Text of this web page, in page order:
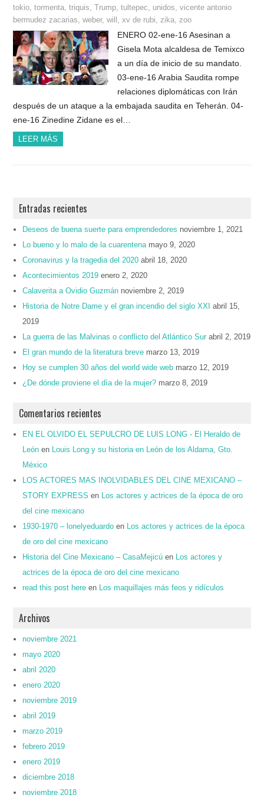
tokio ,tormenta ,triquis ,Trump ,tultepec unidos ,vicente antonio
bermudez zacarias ,weber,will ,xv de rubi zika zoo
ENERO 02-ene-16 Asesinan a
Gisela Mota alcaldesa de Temixco
a un día de inicio de su mandato.
03-ene-16 Arabia Saudita rompe
relaciones diplomáticas con Irán
después de un ataque a la embajada saudita en Teherán. 04-
ene-16 Zinedine Zidane es el…
LEER MÁS
Entradas recientes
Deseos de buena suerte para emprendedores noviembre 1, 2021
Lo bueno y lo malo de la cuarentena mayo 9, 2020
Coronavirus y la tragedia del 2020 abril 18, 2020
Acontecimientos 2019 enero 2, 2020
Calaverita a Ovidio Guzmán noviembre 2, 2019
Historia de Notre Dame y el gran incendio del siglo XXI
abril 15,
2019
La guerra de las Malvinas o conflicto del Atlántico Sur abril 2, 2019
El gran mundo de la literatura breve marzo 13, 2019
Hoy se cumplen 30 años del world wide web marzo 12, 2019
¿De dónde proviene el día de la mujer? marzo 8, 2019
Comentarios recientes
EN EL OLVIDO EL SEPULCRO DE LUIS LONG - El Heraldo de
León en
Louis Long y su historia en León de los Aldama, Gto.
México
LOS ACTORES MAS INOLVIDABLES DEL CINE MEXICANO –
STORY EXPRESS en
Los actores y actrices de la época de oro
del cine mexicano
1930-1970 – lonelyeduardo en
Los actores y actrices de la época
de oro del cine mexicano
Historia del Cine Mexicano – CasaMejicú en
Los actores y
actrices de la época de oro del cine mexicano
read this post here en Los maquillajes más feos y ridículos
Archivos
noviembre 2021
mayo 2020
abril 2020
enero 2020
noviembre 2019
abril 2019
marzo 2019
febrero 2019
enero 2019
diciembre 2018
noviembre 2018